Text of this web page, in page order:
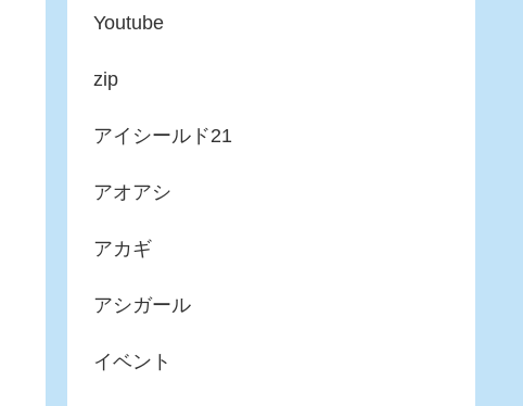
Youtube
zip
アイシールド21
アオアシ
アカギ
アシガール
イベント